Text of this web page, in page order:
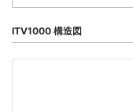
ITV1000 構造図